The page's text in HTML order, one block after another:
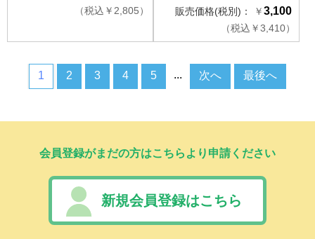
（税込 ￥ 2,805） 販売価格(税別)： ￥3,100
（税込 ￥3,410）
1 2 3 4 5 ... 次へ 最後へ
会員登録がまだの方はこちらより申請ください
新規会員登録はこちら